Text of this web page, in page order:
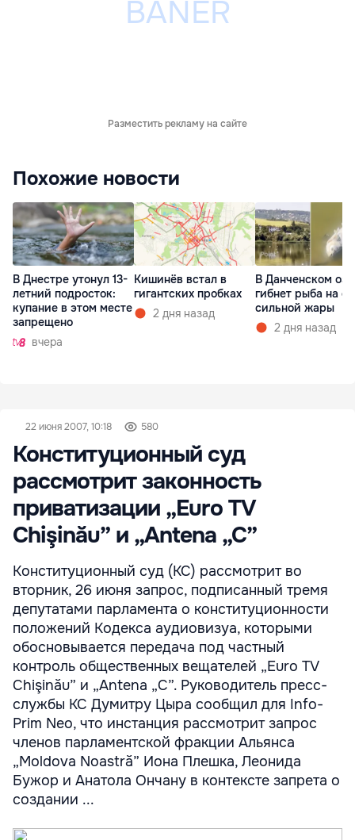
Разместить рекламу на сайте
Похожие новости
В Днестре утонул 13-
летний подросток:
купание в этом месте
запрещено
вчера
Кишинёв встал в
гигантских пробках
2 дня назад
В Данченском
гибнет рыба на
сильной жары
2 дня назад
22 июня 2007, 10:18 580
Конституционный суд
рассмотрит законность
приватизации „Euro TV
Chişinău” и „Antena „C”
Конституционный суд (КС) рассмотрит во
вторник, 26 июня запрос, подписанный тремя
депутатами парламента о конституционности
положений Кодекса аудиовизуа, которыми
обосновывается передача под частный
контроль общественных вещателей „Euro TV
Chişinău” и „Antena „C”. Руководитель пресс-
службы КС Думитру Цыра сообщил для Info-
Prim Neo, что инстанция рассмотрит запрос
членов парламентской фракции Альянса
„Moldova Noastră” Иона Плешка, Леонида
Бужор и Анатола Ончану в контексте запрета о
создании ...